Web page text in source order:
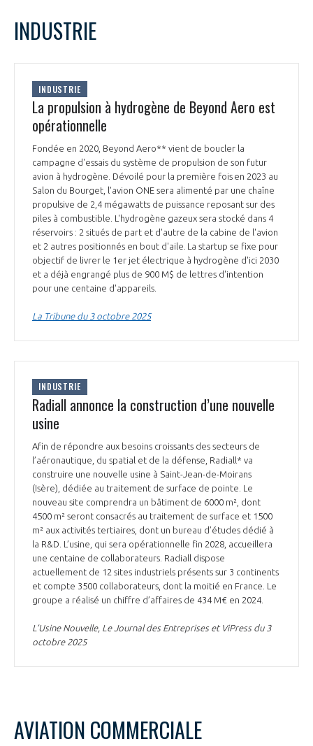
PRÉSENTATION
NOTRE VISION
NOS MISSIONS
NOTRE HISTOIRE
ORGANISATION
LE CONSEIL DU GIFAS
L’ÉQUIPE DU GIFAS
NOS RÉSEAUX À L'INTERNATIONAL
FONCTIONNEMENT
GEADS
COMITÉ AERO PME
STARTAIR
COMMISSIONS ET COMITÉS
ACCOMPAGNEMENT DE NOS ADHÉRENTS
LES PROGRAMMES DU GIFAS
UN ÉCOSYSTÈME INTÉGRÉ ET COHÉRENT
LA MÉDIATION
LA MÉDIATION DANS LA FILIÈRE AÉRONAUTIQUE ET SPATIALE
MÉDIATION ET CHARTE D’ENGAGEMENT SUR LES RELATIONS ENTRE
LA MÉDIATION AU-DELÀ DE LA FILIÈRE AÉRONAUTIQUE ET SPATIALE
PRENDRE CONTACT AVEC LE MÉDIATEUR DE LA FILIÈRE
L'OBSERVATOIRE
CHIFFRES CLÉS
LES ENJEUX
COMPÉTITIVITÉ
EMPLOI & FORMATION
ENVIRONNEMENT
INNOVATION
INTERNATIONALISATION
LES PUBLICATIONS
DOCUMENTS & BROCHURES
RAPPORTS D'ACTIVITÉS
L
1 2 3 4
5
15
20
21 22
INDUSTRIE
INDUSTRIE
La propulsion à hydrogène de Beyond Aero est
opérationnelle
Fondée en 2020, Beyond Aero** vient de boucler la
campagne d'essais du système de propulsion de son futur
avion à hydrogène. Dévoilé pour la première fois en 2023 au
Salon du Bourget, l'avion ONE sera alimenté par une chaîne
propulsive de 2,4 mégawatts de puissance reposant sur des
piles à combustible. L'hydrogène gazeux sera stocké dans 4
réservoirs : 2 situés de part et d'autre de la cabine de l'avion
et 2 autres positionnés en bout d'aile. La startup se fixe pour
objectif de livrer le 1er jet électrique à hydrogène d'ici 2030
et a déjà engrangé plus de 900 M$ de lettres d'intention
pour une centaine d'appareils.
La Tribune du 3 octobre 2025
INDUSTRIE
Radiall annonce la construction d’une nouvelle
usine
Afin de répondre aux besoins croissants des secteurs de
l’aéronautique, du spatial et de la défense, Radiall* va
construire une nouvelle usine à Saint-Jean-de-Moirans
(Isère), dédiée au traitement de surface de pointe. Le
nouveau site comprendra un bâtiment de 6000 m², dont
4500 m² seront consacrés au traitement de surface et 1500
m² aux activités tertiaires, dont un bureau d’études dédié à
la R&D. L’usine, qui sera opérationnelle fin 2028, accueillera
une centaine de collaborateurs. Radiall dispose
actuellement de 12 sites industriels présents sur 3 continents
et compte 3500 collaborateurs, dont la moitié en France. Le
groupe a réalisé un chiffre d’affaires de 434 M€ en 2024.
L’Usine Nouvelle, Le Journal des Entreprises et ViPress du 3
octobre 2025
AVIATION COMMERCIALE
Rejoignez une filière d’excellence et développez
Découvrez les avantages d'adhérer au GIFAS.
Rencontres, salons, données sectorielles,
programmes ...